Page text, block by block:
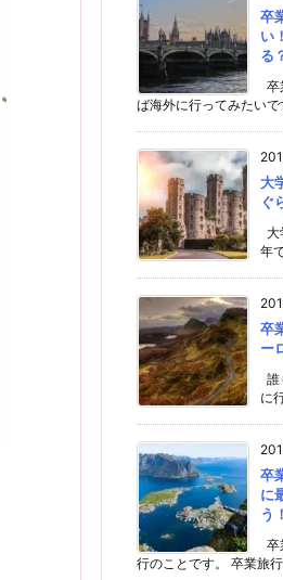
卒
い
る
卒
ば海外に行ってみたいで
大
ぐ
大
年
卒
ー
誰
に
卒
に
う！
卒
行のことです。 卒業旅